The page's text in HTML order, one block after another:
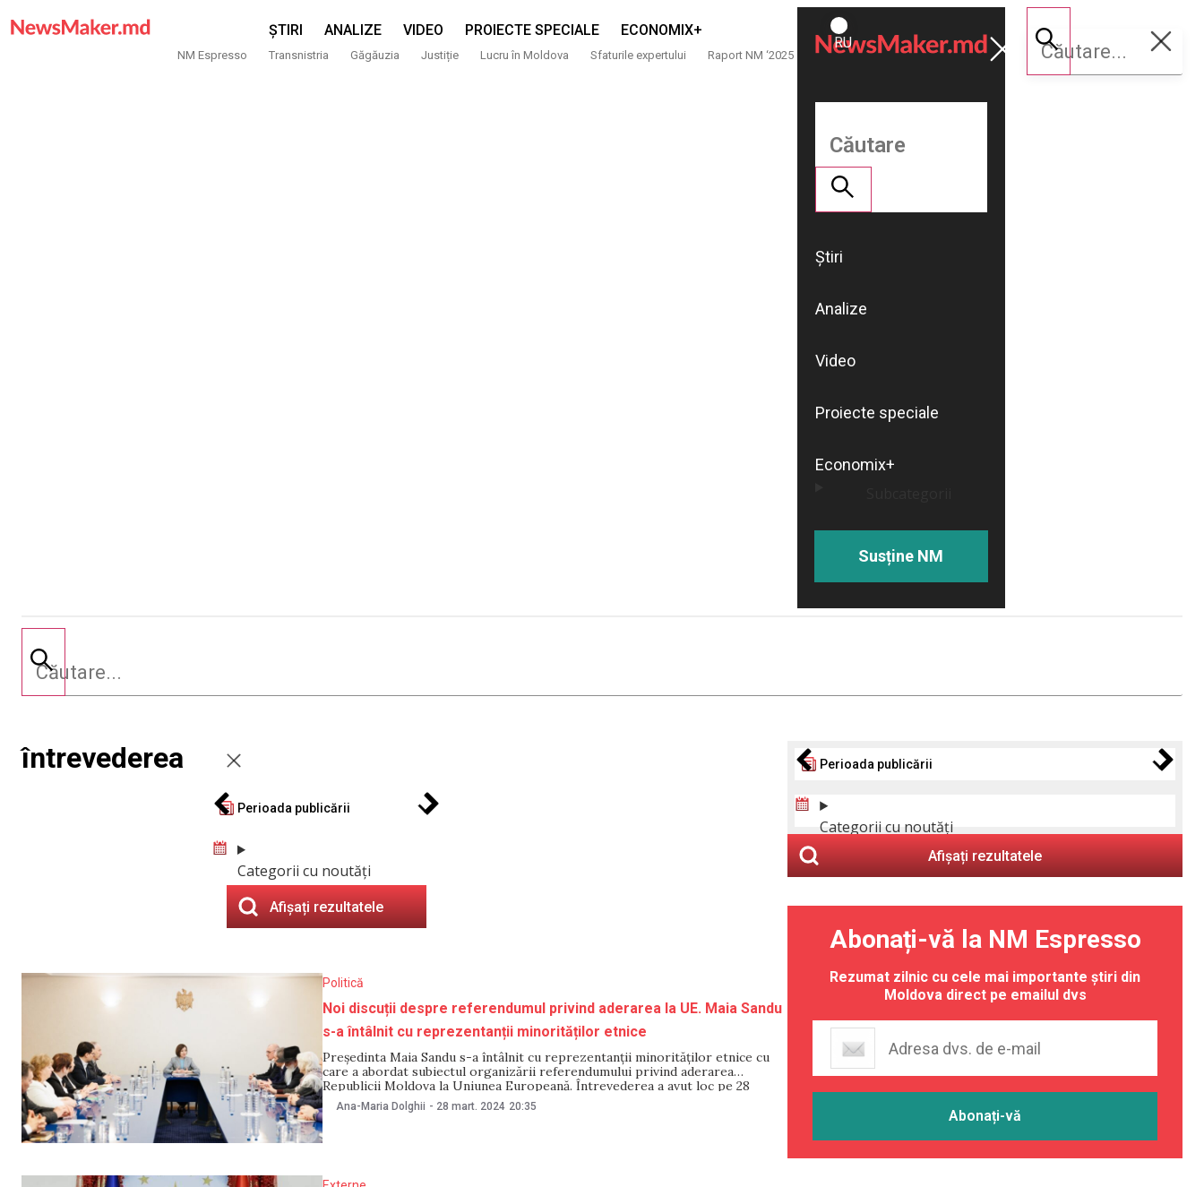
ȘTIRI ANALIZE VIDEO PROIECTE SPECIALE ECONOMIX+
NM Espresso Transnistria Găgăuzia Justiție Lucru în Moldova Sfaturile expertului Raport NM ‘2025
ROMÂNĂ
RU
Susține
NM
Știri
Analize
Video
Proiecte speciale
Economix+
Susține NM
întrevederea
Perioada publicării
Categorii cu noutăți
Afișați rezultatele
Politică
Noi discuții despre referendumul privind aderarea la UE. Maia Sandu
s-a întâlnit cu reprezentanții minorităților etnice
Președinta Maia Sandu s-a întâlnit cu reprezentanții minorităților etnice cu
care a abordat subiectul organizării referendumului privind aderarea
Republicii Moldova la Uniunea Europeană. Întrevederea a avut loc pe 28
martie, la Președinția de la Chișinău. Potrivit unui comunicat publicat de
Președinție, în cadrul întâlnirii, șefa statului a subliniat că aderarea
Ana-Maria Dolghii - 28 mart. 2024 20:35
Perioada publicării
Categorii cu noutăți
Afișați rezultatele
Abonați-vă la NM Espresso
Rezumat zilnic cu cele mai importante știri din
Moldova direct pe emailul dvs